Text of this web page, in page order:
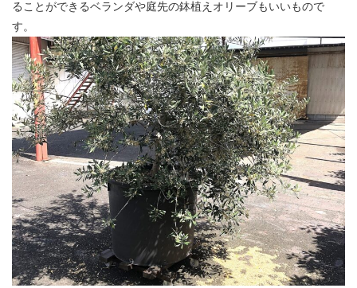
ることができるベランダや庭先の鉢植えオリーブもいいもので
す。